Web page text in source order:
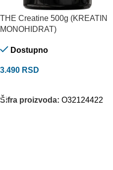
THE Creatine 500g (KREATIN
MONOHIDRAT)
Dostupno
3.490 RSD
Šifra proizvoda: O32124422